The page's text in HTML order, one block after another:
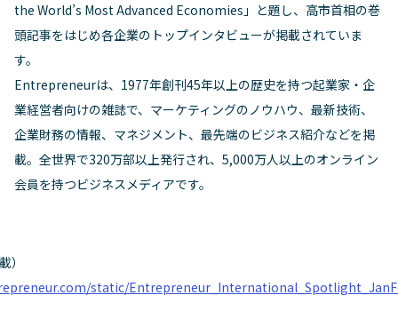
the World’s Most Advanced Economies」と題し、高市首相の巻
頭記事をはじめ各企業のトップインタビューが掲載されていま
す。
Entrepreneurは、1977年創刊45年以上の歴史を持つ起業家・企
業経営者向けの雑誌で、マーケティングのノウハウ、最新技術、
企業財務の情報、マネジメント、最先端のビジネス紹介などを掲
載。全世界で320万部以上発行され、5,000万人以上のオンライン
会員を持つビジネスメディアです。
）
static/